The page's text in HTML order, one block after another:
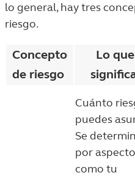
lo general, hay tres
riesgo.
Concepto
de riesgo
Lo que
Cuánto
puedes
Se
por
como tu